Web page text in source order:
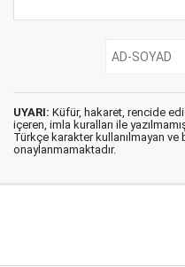
UYARI: Küfür, hakaret, rencide
içeren, imla kuralları ile
Türkçe karakter kullanılmayan ve
onaylanmamaktadır.